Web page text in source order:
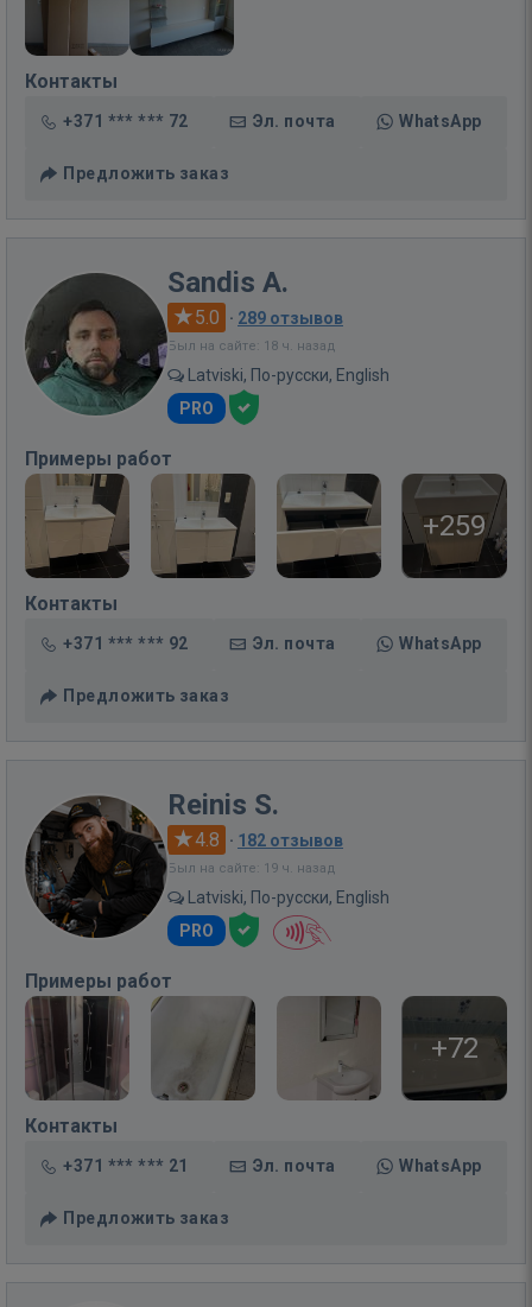
Контакты
+371 *** *** 72 Эл. почта WhatsApp
Предложить заказ
Sandis A.
5.0 · 289 отзывов
Был на сайте: 18 ч. назад
Latviski, По-русски, English
PRO
Примеры работ
+259
Контакты
+371 *** *** 92 Эл. почта WhatsApp
Предложить заказ
Reinis S.
4.8 · 182 отзывов
Был на сайте: 19 ч. назад
Latviski, По-русски, English
PRO
Примеры работ
+72
Контакты
+371 *** *** 21 Эл. почта WhatsApp
Предложить заказ